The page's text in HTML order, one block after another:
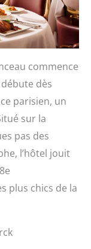
commence
dès
parisien, un
sur la
pas des
l’hôtel jouit
plus chics de la